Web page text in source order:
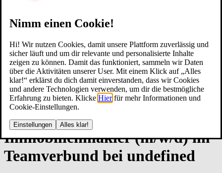
Nimm einen Cookie!
Hi! Wir nutzen Cookies, damit unsere Plattform zuverlässig und
sicher läuft und um dir relevante und personalisierte Inhalte
zeigen zu können. Damit das funktioniert, sammeln wir Daten
über die Aktivitäten unserer User. Mit einem Klick auf „Alles
klar!“ erklärst du dich damit einverstanden, dass wir Cookies
und andere Technologien verwenden, um dir die bestmögliche
Erfahrung zu bieten. Klicke Hier für mehr Informationen und
Cookie-Einstellungen.
Einstellungen Alles klar!
Im­mo­bi­li­en­mak­ler (m/w/d) im
­Team­ver­bun­d bei un­de­fi­ned